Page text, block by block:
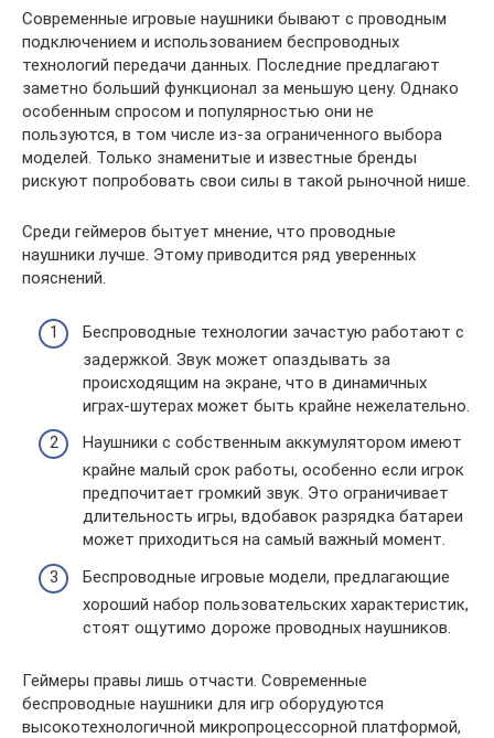
Современные игровые наушники бывают с проводным
подключением и использованием беспроводных
технологий передачи данных. Последние предлагают
заметно больший функционал за меньшую цену. Однако
особенным спросом и популярностью они не
пользуются, в том числе из-за ограниченного выбора
моделей. Только знаменитые и известные бренды
рискуют попробовать свои силы в такой рыночной нише.
Среди геймеров бытует мнение, что проводные
наушники лучше. Этому приводится ряд уверенных
пояснений.
Беспроводные технологии зачастую работают с
задержкой. Звук может опаздывать за
происходящим на экране, что в динамичных
играх-шутерах может быть крайне нежелательно.
Наушники с собственным аккумулятором имеют
крайне малый срок работы, особенно если игрок
предпочитает громкий звук. Это ограничивает
длительность игры, вдобавок разрядка батареи
может приходиться на самый важный момент.
Беспроводные игровые модели, предлагающие
хороший набор пользовательских характеристик,
стоят ощутимо дороже проводных наушников.
Геймеры правы лишь отчасти. Современные
беспроводные наушники для игр оборудуются
высокотехнологичной микропроцессорной платформой,